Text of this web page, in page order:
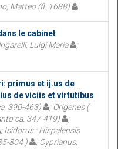
Matteo (fl. 1688)
le cabinet
Luigi Maria
;
primus et ij.us de
de viciis et virtutibus
390-463)
; Origenes (
ca. 347-419)
;
; Isidorus : Hispalensis
804 )
; Cyprianus,